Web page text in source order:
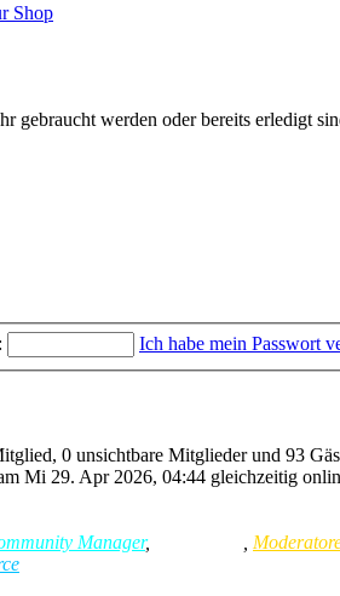
Shop
gebraucht werden oder bereits erledigt
Ich habe mein Passwort
0 unsichtbare Mitglieder und 93
Mi 29. Apr 2026, 04:44 gleichzeitig
Manager,